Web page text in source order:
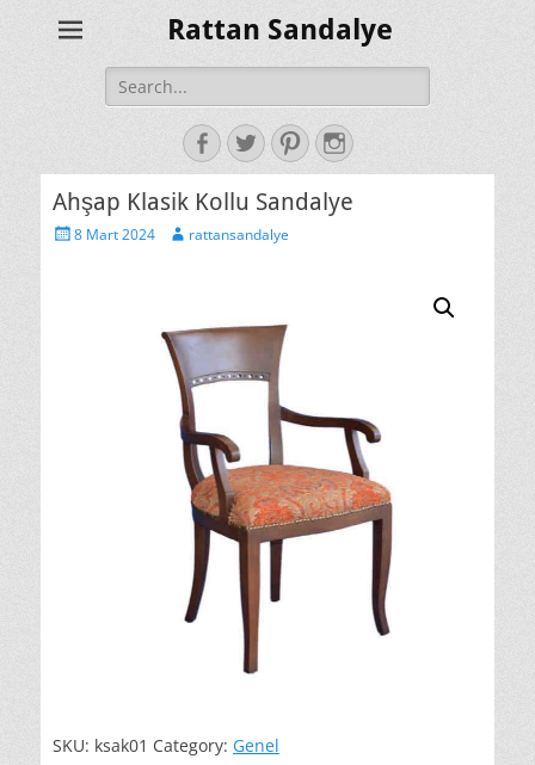
Rattan Sandalye
Search
for:
Facebook
TwitterPinterestInstagram
Ahşap Klasik Kollu Sandalye
Posted8 Mart 2024 Authorrattansandalye
SKU: ksak01 Category: Genel